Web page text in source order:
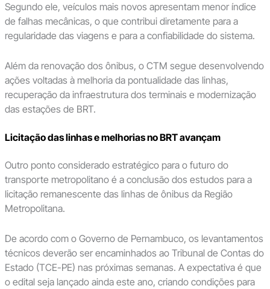
Segundo ele, veículos mais novos apresentam menor índice
de falhas mecânicas, o que contribui diretamente para a
regularidade das viagens e para a confiabilidade do sistema.
Além da renovação dos ônibus, o CTM segue desenvolvendo
ações voltadas à melhoria da pontualidade das linhas,
recuperação da infraestrutura dos terminais e modernização
das estações de BRT.
Licitação das linhas e melhorias no BRT avançam
Outro ponto considerado estratégico para o futuro do
transporte metropolitano é a conclusão dos estudos para a
licitação remanescente das linhas de ônibus da Região
Metropolitana.
De acordo com o Governo de Pernambuco, os levantamentos
técnicos deverão ser encaminhados ao Tribunal de Contas do
Estado (TCE-PE) nas próximas semanas. A expectativa é que
o edital seja lançado ainda este ano, criando condições para